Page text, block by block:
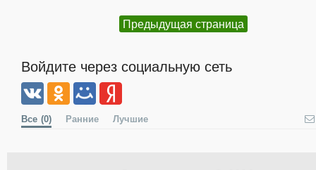
Предыдущая страница
Войдите через социальную сеть
Все (0) Ранние Лучшие